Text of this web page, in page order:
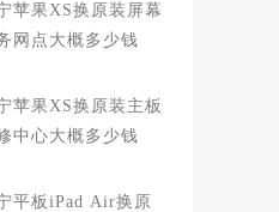
苹果XS换原装屏幕
网点大概多少钱
苹果XS换原装主板
中心大概多少钱
平板iPad Air换原